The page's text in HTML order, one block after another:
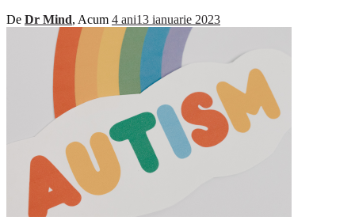
De Dr Mind, Acum 4 ani13 ianuarie 2023